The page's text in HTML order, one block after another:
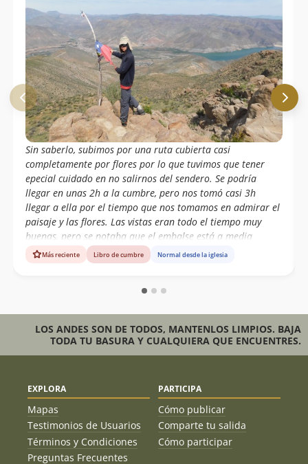
Sin saberlo, subimos por una ruta cubierta casi
completamente por flores por lo que tuvimos que tener
epecial cuidado en no salirnos del sendero. Se podría
llegar en unas 2h a la cumbre, pero nos tomó casi 3h
llegar a ella por el tiempo que nos tomamos en admirar el
paisaje y las flores. Las vistas eran todo el tiempo muy
buenas, pero se notaba que el embalse está a media
capacidad. Cerro muy recomendable para hacer por el día
si es que se anda por la zona.
Más reciente Libro de cumbre Normal desde la iglesia
LOS ANDES SON DE TODOS, MANTENLOS LIMPIOS. BAJA
TODA TU BASURA Y CUALQUIERA QUE ENCUENTRES.
EXPLORA
Mapas
Testimonios de Usuarios
Términos y Condiciones
Preguntas Frecuentes
PARTICIPA
Cómo publicar
Comparte tu salida
Cómo participar